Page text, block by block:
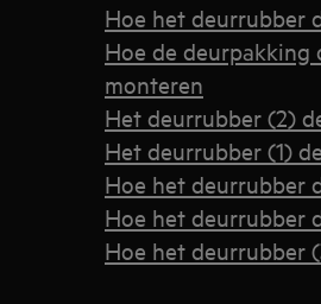
Hoe het deurrubber
Hoe de
monteren
Het deurrubber (2)
Het deurrubber (1)
Hoe het deurrubber
Hoe het deurrubber
Hoe het deurrubber